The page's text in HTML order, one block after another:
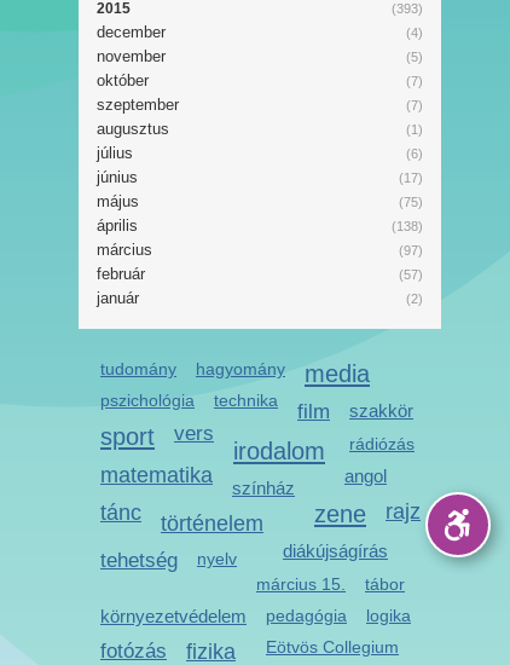
(393)
2015
(4)
december
(5)
november
(7)
október
(7)
szeptember
(1)
augusztus
(6)
július
(17)
június
(75)
május
(138)
április
(97)
március
(57)
február
(2)
január
tudomány hagyomány media
pszichológia technika film szakkör
sport vers rádiózás
irodalom
matematika angol
színház
zene
tánc történelem
diákújságírás
tehetség
nyelv
március 15.
környezetvédelem
tábor
pedagógia
Eötvös Collegium
fotózás
fizika
logika
rajz